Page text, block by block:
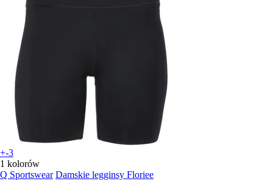
+-3
1 kolorów
Q Sportswear Damskie legginsy Floriee